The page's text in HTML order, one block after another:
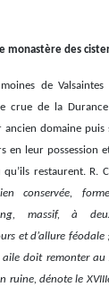
monastère des
de
crue de la Durance
domaine puis
en leur possession
qu’ils restaurent. R.
conservée,
massif, à
et d’allure
aile doit remonter au
ruine, dénote le